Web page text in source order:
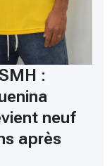
:
neuf
après